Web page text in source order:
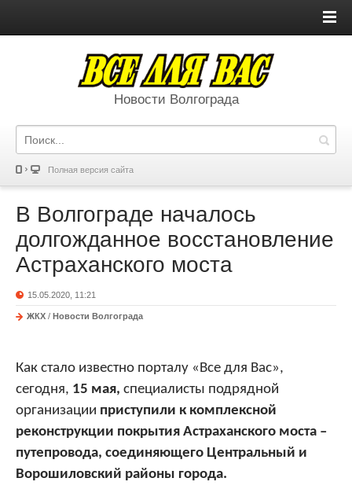
Новости Волгограда
Полная версия сайта
В Волгограде началось
долгожданное восстановление
Астраханского моста
15.05.2020, 11:21
ЖКХ / Новости Волгограда
Как стало известно порталу «Все для Вас»,
сегодня, 15 мая, специалисты подрядной
организации приступили к комплексной
реконструкции покрытия Астраханского моста –
путепровода, соединяющего Центральный и
Ворошиловский районы города.